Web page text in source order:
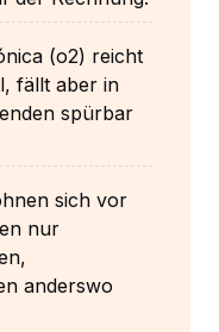
(o2) reicht
fällt aber in
spürbar
sich vor
nur
anderswo